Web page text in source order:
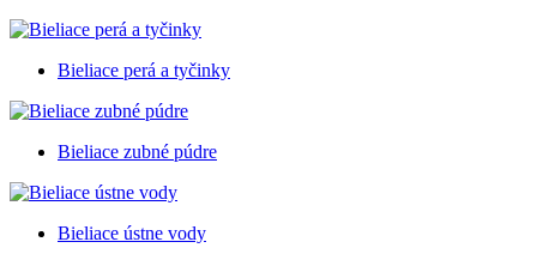
Bieliace perá a tyčinky
Bieliace zubné púdre
Bieliace ústne vody